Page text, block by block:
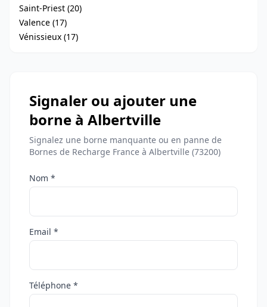
Saint-Priest (20)
Valence (17)
Vénissieux (17)
Signaler ou ajouter une
borne à Albertville
Signalez une borne manquante ou en panne de
Bornes de Recharge France à Albertville (73200)
Nom *
Email *
Téléphone *